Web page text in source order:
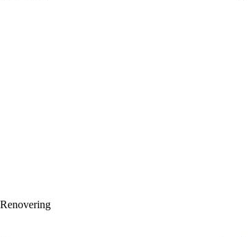
Renovering